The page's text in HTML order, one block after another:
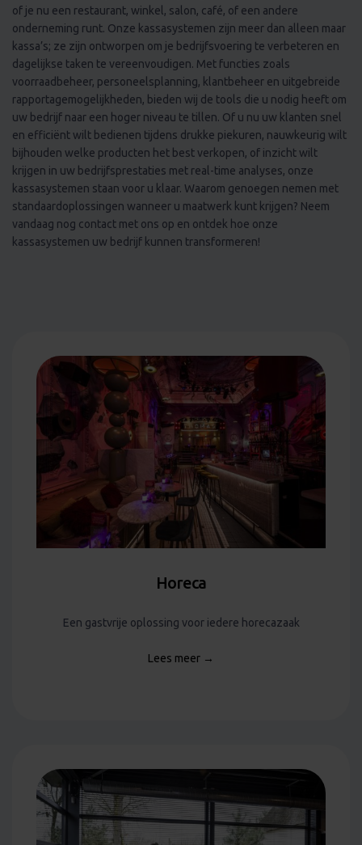
of je nu een restaurant, winkel, salon, café, of een andere
onderneming runt. Onze kassasystemen zijn meer dan alleen maar
kassa’s; ze zijn ontworpen om je bedrijfsvoering te verbeteren en
dagelijkse taken te vereenvoudigen. Met functies zoals
voorraadbeheer, personeelsplanning, klantbeheer en uitgebreide
rapportagemogelijkheden, bieden wij de tools die u nodig heeft om
uw bedrijf naar een hoger niveau te tillen. Of u nu uw klanten snel
en efficiënt wilt bedienen tijdens drukke piekuren, nauwkeurig wilt
bijhouden welke producten het best verkopen, of inzicht wilt
krijgen in uw bedrijfsprestaties met real-time analyses, onze
kassasystemen staan voor u klaar. Waarom genoegen nemen met
standaardoplossingen wanneer u maatwerk kunt krijgen? Neem
vandaag nog contact met ons op en ontdek hoe onze
kassasystemen uw bedrijf kunnen transformeren!
Horeca
Een gastvrije oplossing voor iedere horecazaak
Lees meer →